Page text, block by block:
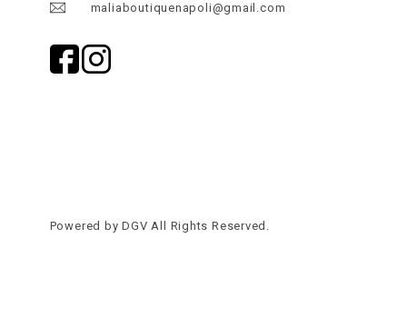
maliaboutiquenapoli@gmail.com
Powered byDGV All Rights Reserved.